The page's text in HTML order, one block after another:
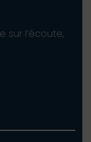
sur l’écoute,